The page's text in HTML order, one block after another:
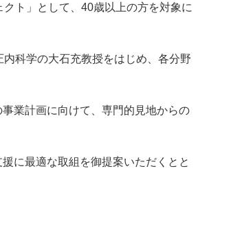
ト」として、40歳以上の方を対象に
科学の大石充教授をはじめ、各分野
業計画に向けて、専門的見地からの
に最適な取組を御提案いただくとと